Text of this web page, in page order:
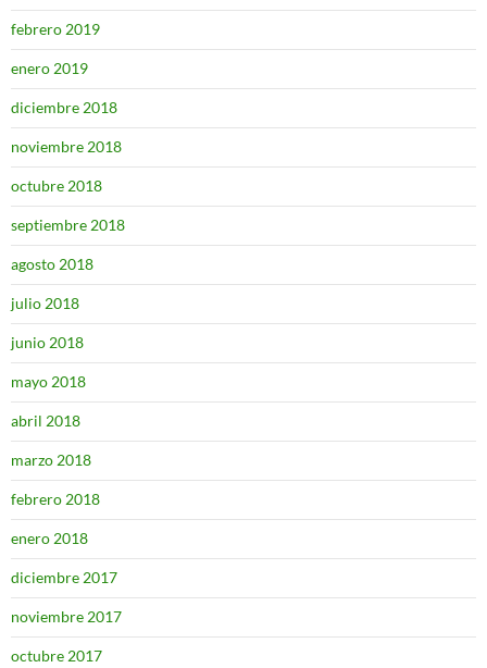
febrero 2019
enero 2019
diciembre 2018
noviembre 2018
octubre 2018
septiembre 2018
agosto 2018
julio 2018
junio 2018
mayo 2018
abril 2018
marzo 2018
febrero 2018
enero 2018
diciembre 2017
noviembre 2017
octubre 2017